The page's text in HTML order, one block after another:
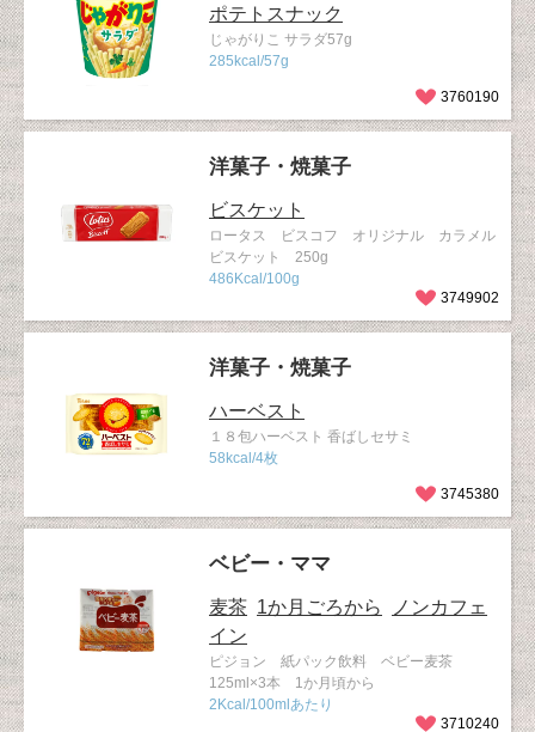
ポテトスナック
じゃがりこ サラダ57g
285kcal/57g
3760190
洋菓子・焼菓子
ビスケット
ロータス ビスコフ オリジナル カラメル
ビスケット 250g
486Kcal/100g
3749902
洋菓子・焼菓子
ハーベスト
１８包ハーベスト 香ばしセサミ
58kcal/4枚
3745380
ベビー・ママ
麦茶 1か月ごろから
ノンカフェ
イン
ピジョン 紙パック飲料 ベビー麦茶
125ml×3本 1か月頃から
2Kcal/100mlあたり
3710240